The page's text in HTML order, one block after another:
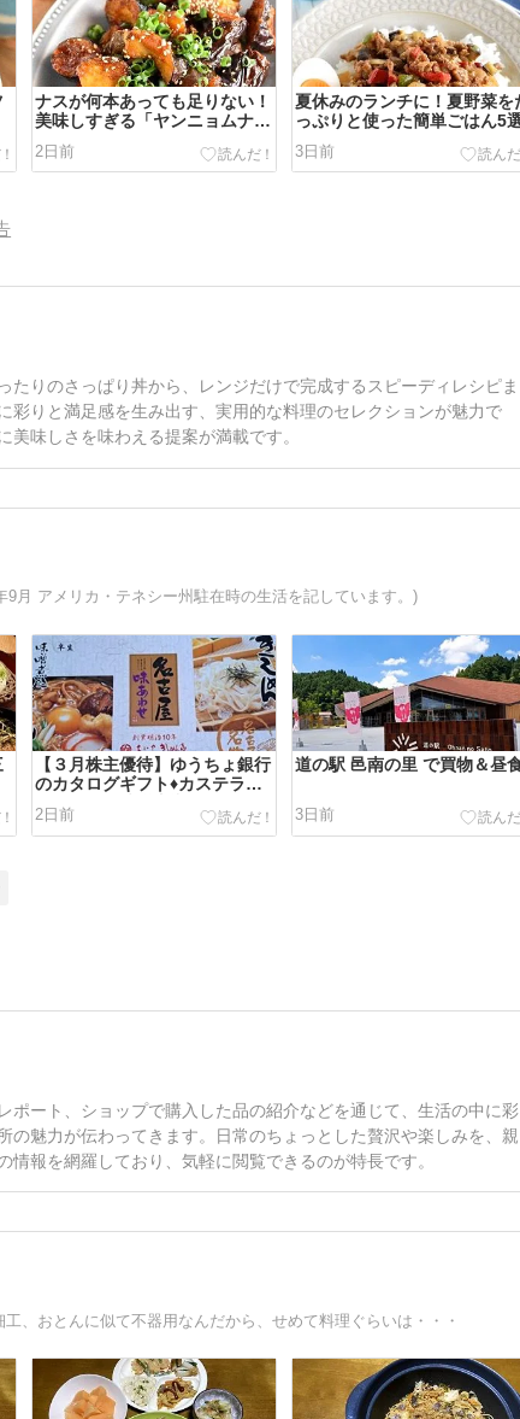
ナスが何本あっても足りない！
美味しすぎる「ヤンニョムナ
ス」
2日前
夏休みのランチに！夏野菜を
っぷりと使った簡単ごはん5
3日前
りのさっぱり丼から、レンジだけで完成するスピーディレシピま
りと満足感を生み出す、実用的な料理のセレクションが魅力で
味しさを味わえる提案が満載です。
月 アメリカ・テネシー州駐在時の生活を記しています。)
【３月株主優待】ゆうちょ銀行
のカタログギフト♦カステラ＆
きしめん・味噌煮込みうどんセ
ット
2日前
道の駅 邑南の里 で買物＆昼
3日前
ート、ショップで購入した品の紹介などを通じて、生活の中に彩
魅力が伝わってきます。日常のちょっとした贅沢や楽しみを、親
報を網羅しており、気軽に閲覧できるのが特長です。
、おとんに似て不器用なんだから、せめて料理ぐらいは・・・